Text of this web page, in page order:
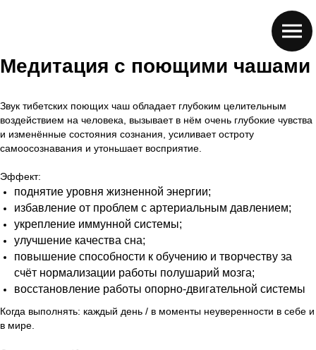
Медитация с поющими чашами
Звук тибетских поющих чаш обладает глубоким целительным
воздействием на человека, вызывает в нём очень глубокие чувства
и изменённые состояния сознания, усиливает остроту
самоосознавания и утоньшает восприятие.
Эффект:
поднятие уровня жизненной энергии;
избавление от проблем с артериальным давлением;
укрепление иммунной системы;
улучшение качества сна;
повышение способности к обучению и творчеству за
счёт нормализации работы полушарий мозга;
восстановление работы опорно-двигательной системы
Когда выполнять: каждый день / в моменты неуверенности в себе и
в мире.